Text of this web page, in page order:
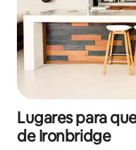
Lugares para
de Ironbridge